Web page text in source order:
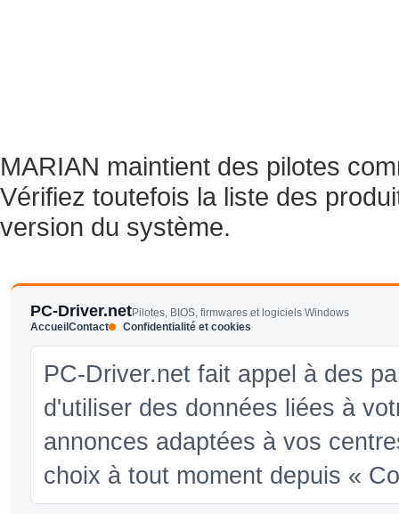
MARIAN maintient des pilotes
Vérifiez toutefois la liste des
version du système.
PC-Driver.netPilotes, BIOS, firmwares et logiciels Windows
AccueilContact Confidentialité et cookies
PC-Driver.net fait appel à des
d'utiliser des données liées à
annonces adaptées à vos
choix à tout moment depuis «